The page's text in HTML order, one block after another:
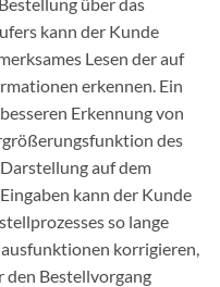
kann der Kunde
Lesen der auf
erkennen. Ein
Erkennung von
des
auf dem
kann der Kunde
so lange
korrigieren,
den Bestellvorgang